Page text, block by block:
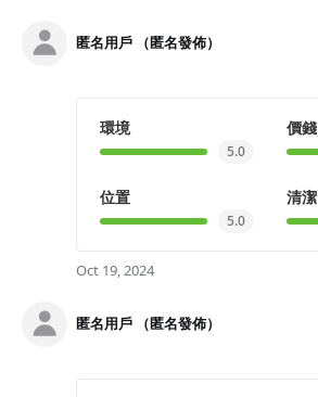
匿名用戶 （匿名發佈）
環境
5.0
價錢
位置
5.0
清潔
Oct 19, 2024
匿名用戶 （匿名發佈）